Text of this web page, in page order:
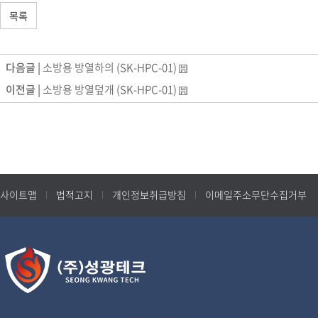
목록
다음글 |소방용 방열하의 (SK-HPC-01)
이전글 |소방용 방열덮개 (SK-HPC-01)
사이트맵 법적고지 개인정보취급방침 이메일주소무단수집거부